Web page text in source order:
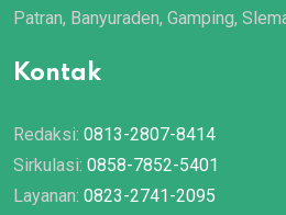
Patran, Banyuraden, Gamping,
Kontak
Redaksi: 0813-2807-8414
Sirkulasi: 0858-7852-5401
Layanan: 0823-2741-2095